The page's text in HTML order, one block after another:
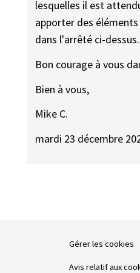
lesquelles il est
apporter des
dans l'arrêté ci-dessus.
Bon courage à vous
Bien à vous,
Mike C.
mardi 23 décembre
Gérer les cookies
Avis relatif aux